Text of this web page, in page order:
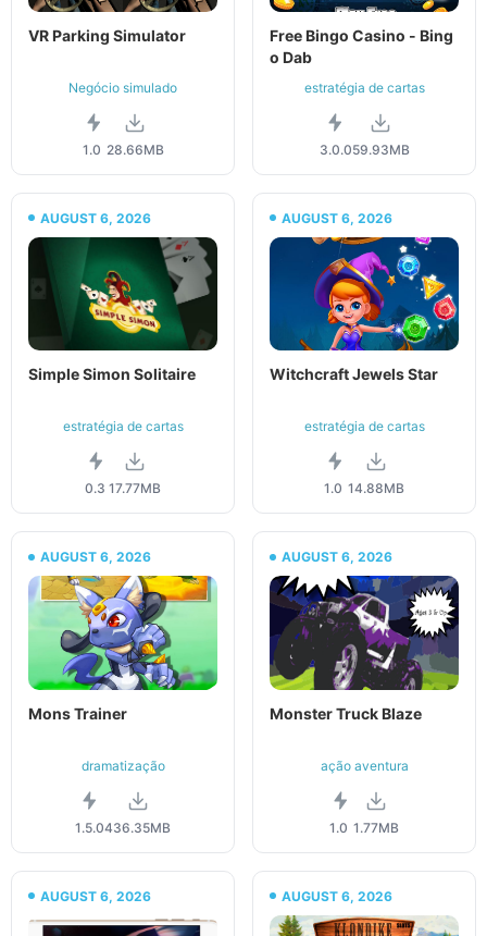
VR Parking Simulator
Negócio simulado
1.0 28.66MB
Free Bingo Casino - Bing
o Dab
estratégia de cartas
3.0.059.93MB
AUGUST 6, 2026
Simple Simon Solitaire
estratégia de cartas
0.3 17.77MB
AUGUST 6, 2026
Witchcraft Jewels Star
estratégia de cartas
1.0 14.88MB
AUGUST 6, 2026
Mons Trainer
dramatização
1.5.0436.35MB
AUGUST 6, 2026
Monster Truck Blaze
ação aventura
1.0 1.77MB
AUGUST 6, 2026 AUGUST 6, 2026